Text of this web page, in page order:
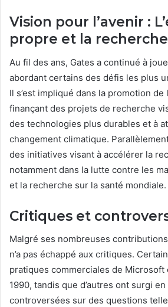
Vision pour l’avenir :
propre et la
Au fil des ans, Gates a continué à
abordant certains des défis les plus
Il s’est impliqué dans la promotion de
finançant des projets de recherche
des technologies plus durables et à
changement climatique.
des initiatives visant à accélérer la
notamment dans la lutte contre les
et la recherche sur la santé mondiale.
Critiques et
Malgré ses nombreuses
n’a pas échappé aux critiques.
pratiques commerciales de Microsoft
1990, tandis que d’autres ont surgi
controversées sur des questions